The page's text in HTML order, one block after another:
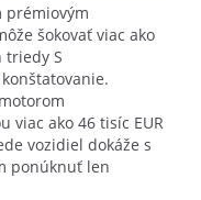
prémiovým
šokovať viac ako
triedy S
viac ako 46 tisíc EUR
vozidiel dokáže s
ponúknuť len